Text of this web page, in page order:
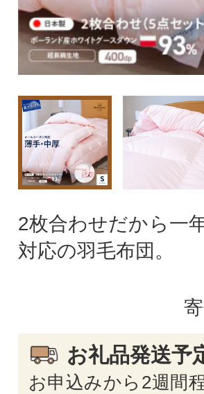
2枚合わせだから一
対応の羽毛布団。
お礼品発送予
お申込みから2週間